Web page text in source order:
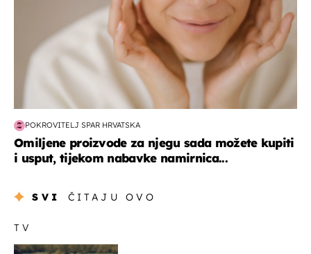
POKROVITELJ SPAR HRVATSKA
Omiljene proizvode za njegu sada možete kupiti
i usput, tijekom nabavke namirnica...
SVI ČITAJU OVO
TV